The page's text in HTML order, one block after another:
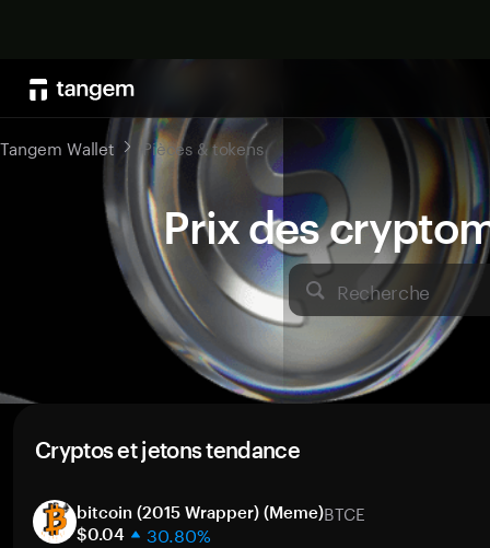
Prix des
Recherche
Tangem Wallet Pièces & tokens
Cryptos et jetons tendance
bitcoin (2015 Wrapper) (Meme)BTCE
$0.04 30.80%